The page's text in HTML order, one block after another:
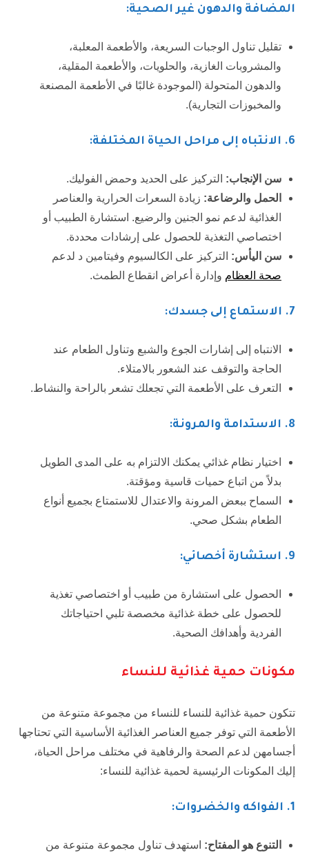
المضافة والدهون غير الصحية:
تقليل تناول الوجبات السريعة، والأطعمة المعلبة،
والمشروبات الغازية، والحلويات، والأطعمة المقلية،
والدهون المتحولة (الموجودة غالبًا في الأطعمة المصنعة
والمخبوزات التجارية).
6. الانتباه إلى مراحل الحياة المختلفة:
سن الإنجاب: التركيز على الحديد وحمض الفوليك.
الحمل والرضاعة: زيادة السعرات الحرارية والعناصر
الغذائية لدعم نمو الجنين والرضيع. استشارة الطبيب أو
اختصاصي التغذية للحصول على إرشادات محددة.
سن اليأس: التركيز على الكالسيوم وفيتامين د لدعم
صحة العظام وإدارة أعراض انقطاع الطمث.
7. الاستماع إلى جسدك:
الانتباه إلى إشارات الجوع والشبع وتناول الطعام عند
الحاجة والتوقف عند الشعور بالامتلاء.
التعرف على الأطعمة التي تجعلك تشعر بالراحة والنشاط.
8. الاستدامة والمرونة:
اختيار نظام غذائي يمكنك الالتزام به على المدى الطويل
بدلاً من اتباع حميات قاسية ومؤقتة.
السماح ببعض المرونة والاعتدال للاستمتاع بجميع أنواع
الطعام بشكل صحي.
9. استشارة أخصائي:
الحصول على استشارة من طبيب أو اختصاصي تغذية
للحصول على خطة غذائية مخصصة تلبي احتياجاتك
الفردية وأهدافك الصحية.
مكونات حمية غذائية للنساء
تتكون حمية غذائية للنساء للنساء من مجموعة متنوعة من
الأطعمة التي توفر جميع العناصر الغذائية الأساسية التي تحتاجها
أجسامهن لدعم الصحة والرفاهية في مختلف مراحل الحياة،
إليك المكونات الرئيسية لحمية غذائية للنساء:
1. الفواكه والخضروات:
التنوع هو المفتاح: استهدف تناول مجموعة متنوعة من